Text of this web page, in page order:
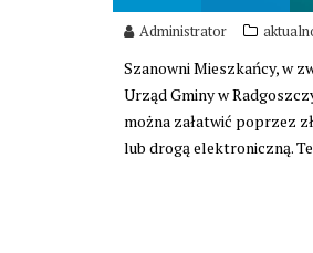
Administrator
Szanowni Mieszkańcy, w
Urząd Gminy w
można załatwić poprzez
lub drogą elektroniczną.